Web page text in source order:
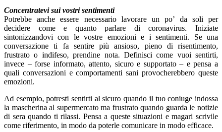
Concentratevi sui vostri sentimenti
Potrebbe anche essere necessario lavorare un po’ da soli per
decidere come e quanto parlare di coronavirus. Iniziate
sintonizzandovi con le vostre emozioni e i sentimenti. Se una
conversazione ti fa sentire più ansioso, pieno di risentimento,
frustrato o indifeso, prendine nota. Definisci come vuoi sentirti,
invece – forse informato, attento, sicuro e supportato – e pensa a
quali conversazioni e comportamenti sani provocherebbero queste
emozioni.
Ad esempio, potresti sentirti al sicuro quando il tuo coniuge indossa
la mascherina al supermercato ma frustrato quando guarda le notizie
di sera quando ti rilassi. Pensa a queste situazioni e magari scrivile
come riferimento, in modo da poterle comunicare in modo efficace.